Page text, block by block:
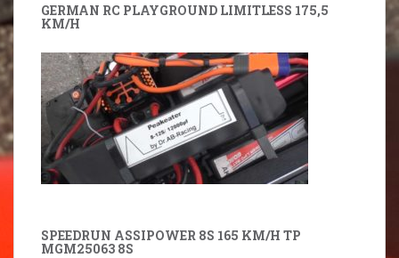
GERMAN RC PLAYGROUND LIMITLESS 175,5
KM/H
SPEEDRUN ASSIPOWER 8S 165 KM/H TP
MGM25063 8S